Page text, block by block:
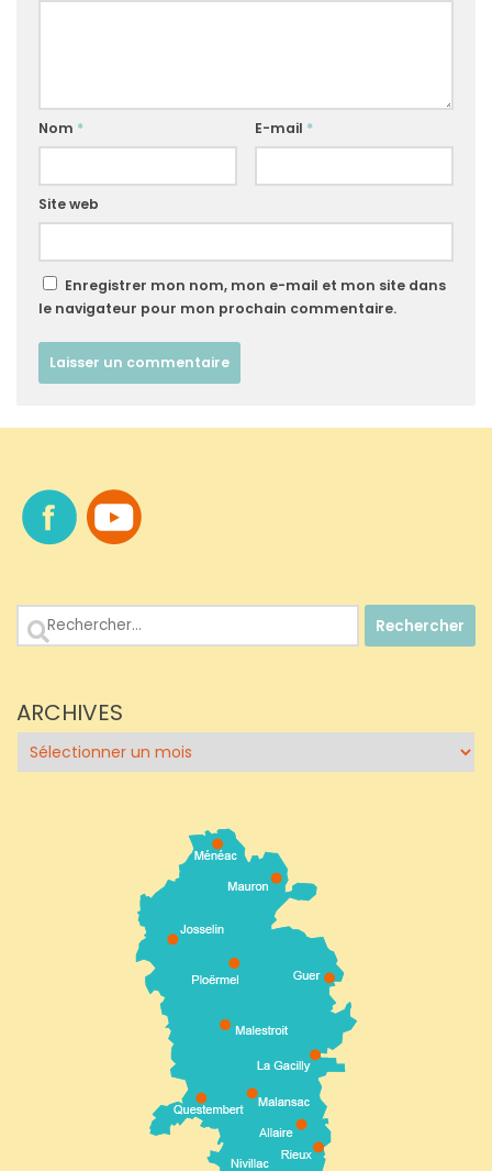
Nom * E-mail *
Site web
Enregistrer mon nom, mon e-mail et mon site dans
le navigateur pour mon prochain commentaire.
Rechercher :
ARCHIVES
Archives